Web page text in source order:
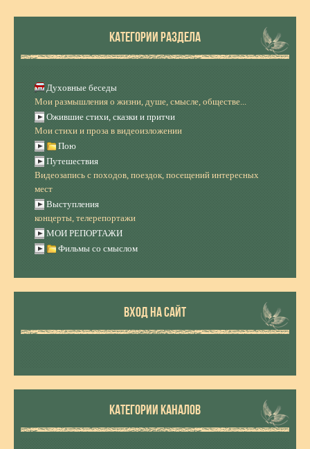
КАТЕГОРИИ РАЗДЕЛА
Духовные беседы
Мои размышления о жизни, душе, смысле, обществе...
Ожившие стихи, сказки и притчи
Мои стихи и проза в видеоизложении
Пою
Путешествия
Видеозапись с походов, поездок, посещений интересных
мест
Выступления
концерты, телерепортажи
МОИ РЕПОРТАЖИ
Фильмы со смыслом
ВХОД НА САЙТ
КАТЕГОРИИ КАНАЛОВ